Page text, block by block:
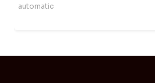
automatic